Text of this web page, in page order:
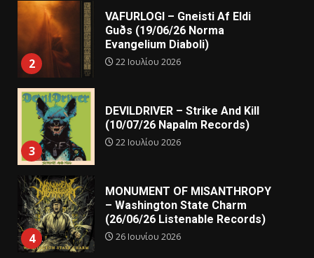
2
VAFURLOGI – Gneisti Af Eldi
Guðs (19/06/26 Norma
Evangelium Diaboli)
22 Ιουλίου 2026
3
DEVILDRIVER – Strike And Kill
(10/07/26 Napalm Records)
22 Ιουλίου 2026
4
MONUMENT OF MISANTHROPY
– Washington State Charm
(26/06/26 Listenable Records)
26 Ιουνίου 2026